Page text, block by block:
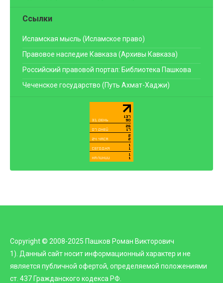
Ссылки
Исламская мысль (Исламское право)
Правовое наследие Кавказа (Архивы Кавказа)
Российский правовой портал: Библиотека Пашкова
Чеченское государство (Путь Ахмат-Хаджи)
Copyright © 2008-2025 Пашков Роман Викторович
1). Данный сайт носит информационный характер и не
является публичной офертой, определяемой положениями
ст. 437 Гражданского кодекса РФ.